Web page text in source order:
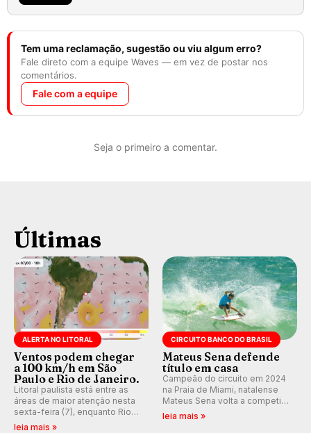
Tem uma reclamação, sugestão ou viu algum erro?
Fale direto com a equipe Waves — em vez de postar nos
comentários.
Fale com a equipe
Seja o primeiro a comentar.
Últimas
ALERTA NO LITORAL
Ventos podem chegar
a 100 km/h em São
Paulo e Rio de Janeiro.
Litoral paulista está entre as
áreas de maior atenção nesta
sexta-feira (7), enquanto Rio
de Janeiro também recebe
leia mais »
CIRCUITO BANCO DO BRASIL
Mateus Sena defende
título em casa
Campeão do circuito em 2024
na Praia de Miami, natalense
Mateus Sena volta a competir
em casa em busca de manter a
leia mais »